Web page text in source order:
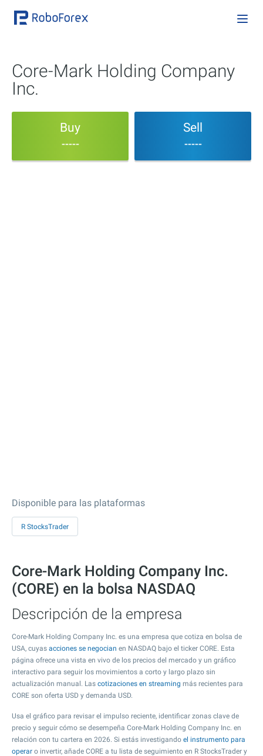
Core-Mark Holding Company
Inc.
Buy
-----
Sell
-----
Disponible para las plataformas
R StocksTrader
Core-Mark Holding Company Inc.
(CORE) en la bolsa NASDAQ
Descripción de la empresa
Core-Mark Holding Company Inc. es una empresa que cotiza en bolsa de
USA, cuyas acciones se negocian en NASDAQ bajo el ticker CORE. Esta
página ofrece una vista en vivo de los precios del mercado y un gráfico
interactivo para seguir los movimientos a corto y largo plazo sin
actualización manual. Las cotizaciones en streaming más recientes para
CORE son oferta USD y demanda USD.
Usa el gráfico para revisar el impulso reciente, identificar zonas clave de
precio y seguir cómo se desempeña Core-Mark Holding Company Inc. en
relación con tu cartera en 2026. Si estás investigando el instrumento para
operar o invertir, añade CORE a tu lista de seguimiento en R StocksTrader y